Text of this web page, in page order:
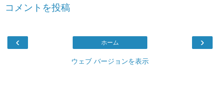
コメントを投稿
‹ ›
ホーム
ウェブ バージョンを表示